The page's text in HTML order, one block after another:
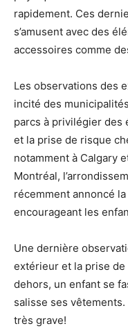
rapidement. Ces
s’amusent avec des
accessoires comme
Les observations des
incité des
parcs à privilégier des
et la prise de risque
notamment à Calgary
Montréal,
récemment annoncé
encourageant les
Une dernière
extérieur et la prise de
dehors, un enfant se
salisse ses vêtements.
très grave!